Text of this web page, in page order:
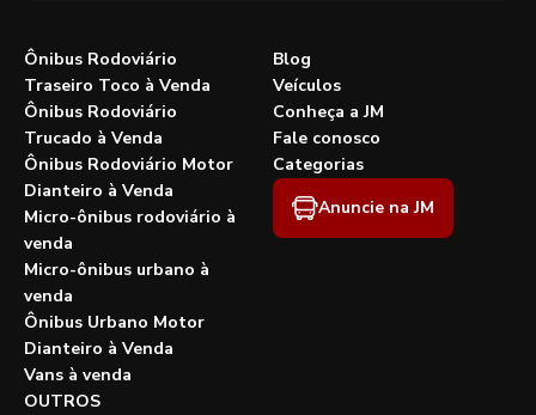
Ônibus Rodoviário
Traseiro Toco à Venda
Ônibus Rodoviário
Trucado à Venda
Ônibus Rodoviário Motor
Dianteiro à Venda
Micro-ônibus rodoviário à
venda
Micro-ônibus urbano à
venda
Ônibus Urbano Motor
Dianteiro à Venda
Vans à venda
OUTROS
Blog
Veículos
Conheça a JM
Fale conosco
Categorias
Anuncie na JM